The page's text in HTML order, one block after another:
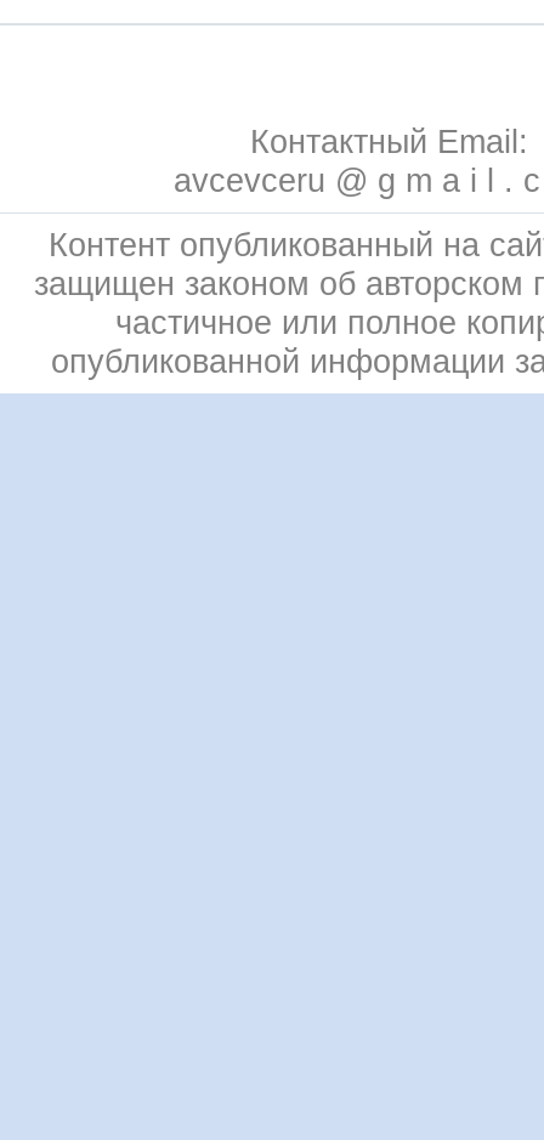
Контактный Email:
avcevceru @ g m a i l .
Контент опубликованный на
защищен законом об авторском
частичное или полное
опубликованной информации